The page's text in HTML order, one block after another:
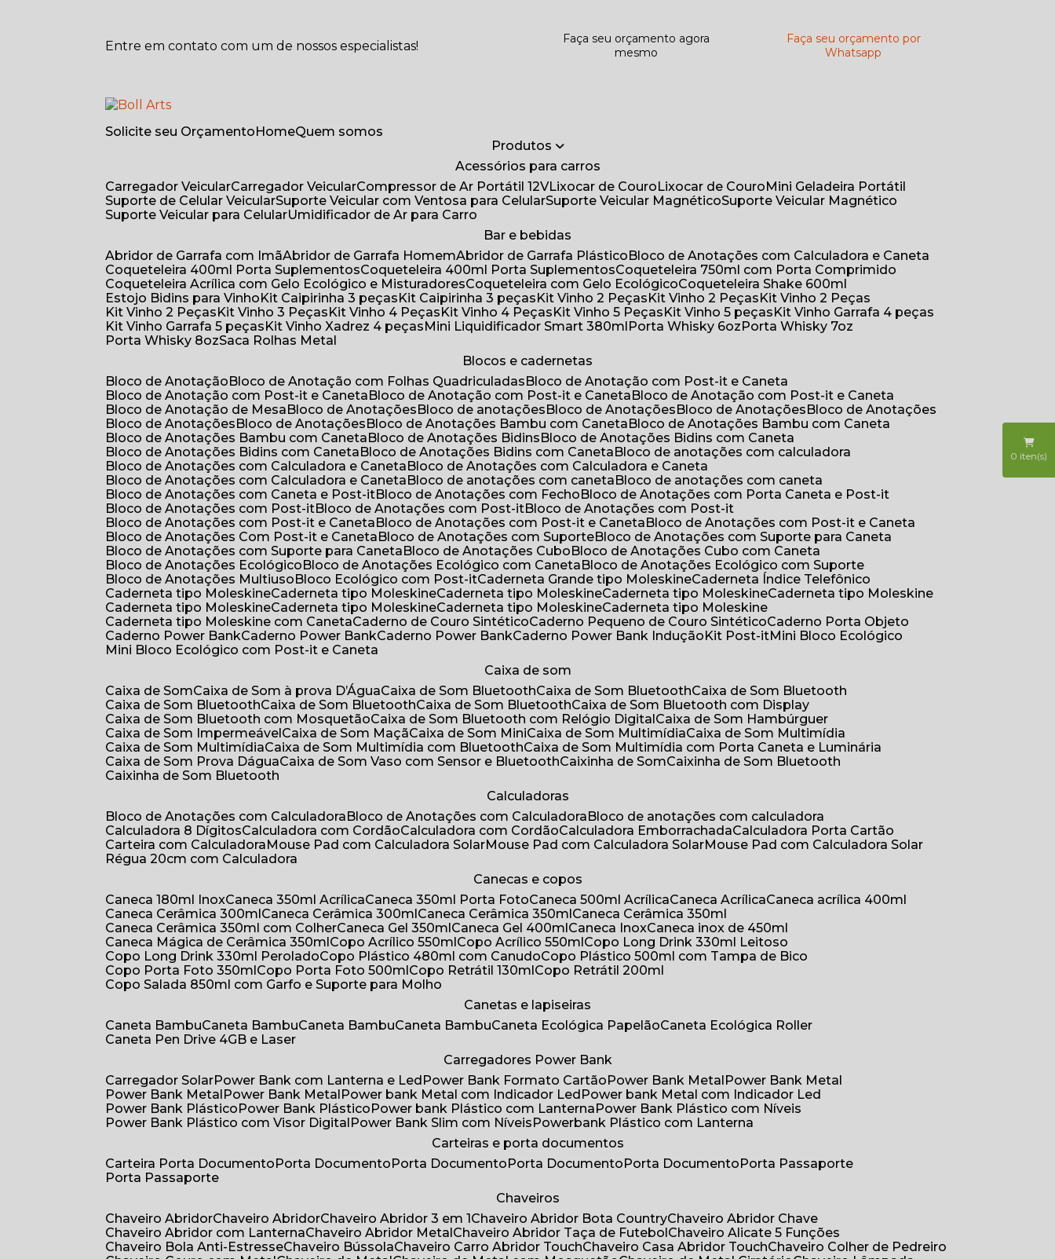
Entre em contato com um de nossos especialistas!
Faça seu orçamento agora
mesmo
Faça seu orçamento por
Whatsapp
Solicite seu Orçamento Home
Quem somos
Produtos
Acessórios para carros
Carregador Veicular
Carregador Veicular Compressor de Ar Portátil 12V Lixocar de Couro Lixocar de Couro
Mini Geladeira Portátil
Suporte de Celular Veicular Suporte Veicular com Ventosa para Celular Suporte Veicular Magnético
Suporte Veicular Magnético
Suporte Veicular para Celular
Umidificador de Ar para Carro
Bar e bebidas
Abridor de Garrafa com Imã
Abridor de Garrafa Homem Abridor de Garrafa Plástico
Bloco de Anotações com Calculadora e Caneta
Coqueteleira 400ml Porta Suplementos
Coqueteleira 400ml Porta Suplementos
Coqueteleira 750ml com Porta Comprimido
Coqueteleira Acrílica com Gelo Ecológico e Misturadores
Coqueteleira com Gelo Ecológico
Coqueteleira Shake 600ml
Estojo Bidins para Vinho
Kit Caipirinha 3 peças Kit Caipirinha 3 peças Kit Vinho 2 Peças Kit Vinho 2 Peças
Kit Vinho 2 Peças
Kit Vinho 2 Peças
Kit Vinho 3 Peças Kit Vinho 4 Peças Kit Vinho 4 Peças Kit Vinho 5 Peças Kit Vinho 5 peças
Kit Vinho Garrafa 4 peças
Kit Vinho Garrafa 5 peças
Kit Vinho Xadrez 4 peças Mini Liquidificador Smart 380ml Porta Whisky 6oz
Porta Whisky 7oz
Porta Whisky 8oz
Saca Rolhas Metal
Blocos e cadernetas
Bloco de Anotação
Bloco de Anotação com Folhas Quadriculadas
Bloco de Anotação com Post-it e Caneta
Bloco de Anotação com Post-it e Caneta
Bloco de Anotação com Post-it e Caneta
Bloco de Anotação com Post-it e Caneta
Bloco de Anotação de Mesa
Bloco de Anotações Bloco de anotações Bloco de Anotações Bloco de Anotações
Bloco de Anotações
Bloco de Anotações
Bloco de Anotações Bloco de Anotações Bambu com Caneta
Bloco de Anotações Bambu com Caneta
Bloco de Anotações Bambu com Caneta
Bloco de Anotações Bidins
Bloco de Anotações Bidins com Caneta
Bloco de Anotações Bidins com Caneta
Bloco de Anotações Bidins com Caneta
Bloco de anotações com calculadora
Bloco de Anotações com Calculadora e Caneta
Bloco de Anotações com Calculadora e Caneta
Bloco de Anotações com Calculadora e Caneta
Bloco de anotações com caneta
Bloco de anotações com caneta
Bloco de Anotações com Caneta e Post-it
Bloco de Anotações com Fecho
Bloco de Anotações com Porta Caneta e Post-it
Bloco de Anotações com Post-it
Bloco de Anotações com Post-it
Bloco de Anotações com Post-it
Bloco de Anotações com Post-it e Caneta
Bloco de Anotações com Post-it e Caneta
Bloco de Anotações com Post-it e Caneta
Bloco de Anotações Com Post-it e Caneta
Bloco de Anotações com Suporte
Bloco de Anotações com Suporte para Caneta
Bloco de Anotações com Suporte para Caneta
Bloco de Anotações Cubo
Bloco de Anotações Cubo com Caneta
Bloco de Anotações Ecológico
Bloco de Anotações Ecológico com Caneta
Bloco de Anotações Ecológico com Suporte
Bloco de Anotações Multiuso
Bloco Ecológico com Post-it Caderneta Grande tipo Moleskine
Caderneta Índice Telefônico
Caderneta tipo Moleskine
Caderneta tipo Moleskine Caderneta tipo Moleskine Caderneta tipo Moleskine
Caderneta tipo Moleskine
Caderneta tipo Moleskine
Caderneta tipo Moleskine Caderneta tipo Moleskine
Caderneta tipo Moleskine
Caderneta tipo Moleskine com Caneta
Caderno de Couro Sintético Caderno Pequeno de Couro Sintético
Caderno Porta Objeto
Caderno Power Bank
Caderno Power Bank Caderno Power Bank Caderno Power Bank Indução Kit Post-it
Mini Bloco Ecológico
Mini Bloco Ecológico com Post-it e Caneta
Caixa de som
Caixa de Som
Caixa de Som à prova D’Água Caixa de Som Bluetooth Caixa de Som Bluetooth
Caixa de Som Bluetooth
Caixa de Som Bluetooth
Caixa de Som Bluetooth Caixa de Som Bluetooth
Caixa de Som Bluetooth com Display
Caixa de Som Bluetooth com Mosquetão
Caixa de Som Bluetooth com Relógio Digital
Caixa de Som Hambúrguer
Caixa de Som Impermeável
Caixa de Som Maçã Caixa de Som Mini Caixa de Som Multimídia
Caixa de Som Multimídia
Caixa de Som Multimídia
Caixa de Som Multimídia com Bluetooth
Caixa de Som Multimídia com Porta Caneta e Luminária
Caixa de Som Prova Dágua
Caixa de Som Vaso com Sensor e Bluetooth Caixinha de Som
Caixinha de Som Bluetooth
Caixinha de Som Bluetooth
Calculadoras
Bloco de Anotações com Calculadora
Bloco de Anotações com Calculadora
Bloco de anotações com calculadora
Calculadora 8 Dígitos
Calculadora com Cordão Calculadora com Cordão Calculadora Emborrachada
Calculadora Porta Cartão
Carteira com Calculadora
Mouse Pad com Calculadora Solar Mouse Pad com Calculadora Solar
Mouse Pad com Calculadora Solar
Régua 20cm com Calculadora
Canecas e copos
Caneca 180ml Inox
Caneca 350ml Acrílica Caneca 350ml Porta Foto Caneca 500ml Acrílica Caneca Acrílica
Caneca acrílica 400ml
Caneca Cerâmica 300ml
Caneca Cerâmica 300ml Caneca Cerâmica 350ml
Caneca Cerâmica 350ml
Caneca Cerâmica 350ml com Colher
Caneca Gel 350ml Caneca Gel 400ml Caneca Inox
Caneca inox de 450ml
Caneca Mágica de Cerâmica 350ml
Copo Acrílico 550ml Copo Acrílico 550ml
Copo Long Drink 330ml Leitoso
Copo Long Drink 330ml Perolado
Copo Plástico 480ml com Canudo
Copo Plástico 500ml com Tampa de Bico
Copo Porta Foto 350ml
Copo Porta Foto 500ml Copo Retrátil 130ml
Copo Retrátil 200ml
Copo Salada 850ml com Garfo e Suporte para Molho
Canetas e lapiseiras
Caneta Bambu
Caneta Bambu Caneta Bambu Caneta Bambu Caneta Ecológica Papelão
Caneta Ecológica Roller
Caneta Pen Drive 4GB e Laser
Carregadores Power Bank
Carregador Solar
Power Bank com Lanterna e Led Power Bank Formato Cartão Power Bank Metal
Power Bank Metal
Power Bank Metal
Power Bank Metal Power bank Metal com Indicador Led
Power bank Metal com Indicador Led
Power Bank Plástico
Power Bank Plástico Power bank Plástico com Lanterna
Power Bank Plástico com Níveis
Power Bank Plástico com Visor Digital
Power Bank Slim com Níveis
Powerbank Plástico com Lanterna
Carteiras e porta documentos
Carteira Porta Documento
Porta Documento Porta Documento Porta Documento Porta Documento
Porta Passaporte
Porta Passaporte
Chaveiros
Chaveiro Abridor
Chaveiro Abridor Chaveiro Abridor 3 em 1 Chaveiro Abridor Bota Country
Chaveiro Abridor Chave
Chaveiro Abridor com Lanterna
Chaveiro Abridor Metal Chaveiro Abridor Taça de Futebol
Chaveiro Alicate 5 Funções
Chaveiro Bola Anti-Estresse
Chaveiro Bússola Chaveiro Carro Abridor Touch Chaveiro Casa Abridor Touch
Chaveiro Colher de Pedreiro
0 iten(s)